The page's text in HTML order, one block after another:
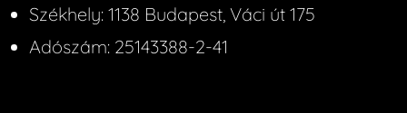
Székhely: 1138 Budapest, Váci út 175
Adószám: 25143388-2-41